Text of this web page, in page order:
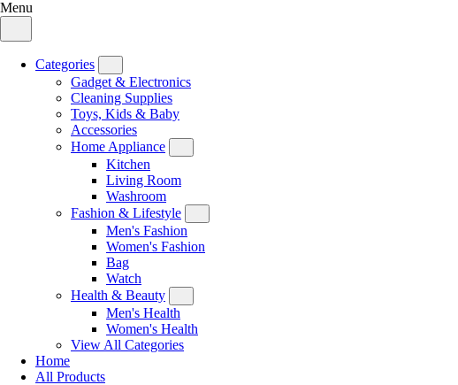
Menu
Categories
Gadget & Electronics
Cleaning Supplies
Toys, Kids & Baby
Accessories
Home Appliance
Kitchen
Living Room
Washroom
Fashion & Lifestyle
Men's Fashion
Women's Fashion
Bag
Watch
Health & Beauty
Men's Health
Women's Health
View All Categories
Home
All Products